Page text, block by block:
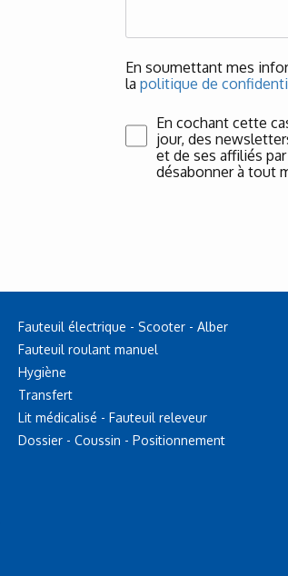
En soumettant mes
la politique de
En cochant cette
jour, des
et de ses affiliés
désabonner à tout
Fauteuil électrique - Scooter - Alber
Fauteuil roulant manuel
Hygiène
Transfert
Lit médicalisé - Fauteuil releveur
Dossier - Coussin - Positionnement